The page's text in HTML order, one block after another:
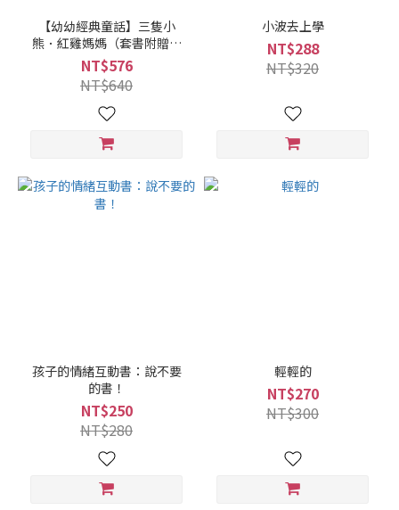
【幼幼經典童話】三隻小
熊．紅雞媽媽（套書附贈：
故事認知遊戲圖卡）
NT$576
NT$640
小波去上學
NT$288
NT$320
孩子的情緒互動書：說不要
的書！
NT$250
NT$280
輕輕的
NT$270
NT$300